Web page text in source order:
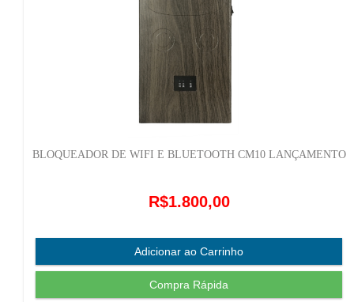
BLOQUEADOR DE WIFI E BLUETOOTH CM10 LANÇAMENTO
R$1.800,00